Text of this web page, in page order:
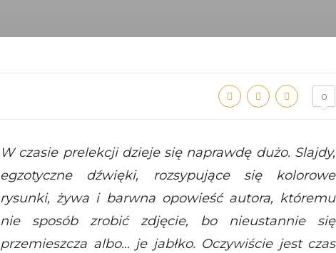
0
W czasie prelekcji dzieje się naprawdę dużo. Slajdy,
egzotyczne dźwięki, rozsypujące się kolorowe
rysunki, żywa i barwna opowieść autora, któremu
nie sposób zrobić zdjęcie, bo nieustannie się
przemieszcza albo… je jabłko. Oczywiście jest czas